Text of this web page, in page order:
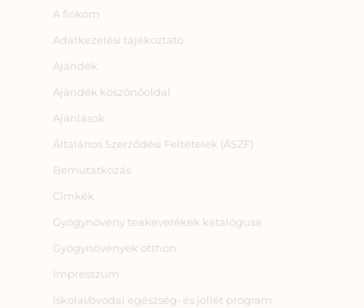
A fiókom
Adatkezelési tájékoztató
Ajándék
Ajándék köszönőoldal
Ajánlások
Általános Szerződési Feltételek (ÁSZF)
Bemutatkozás
Címkék
Gyógynövény teakeverékek katalógusa
Gyógynövények otthon
Impresszum
Iskolai/óvodai egészség‑ és jóllét program